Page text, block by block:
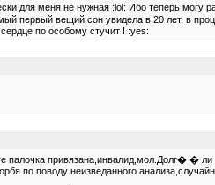
для меня не нужная :lol: Ибо теперь могу
первый вещий сон увидела в 20 лет, в
по особому стучит ! :yes:
привязана,инвалид,мол.Долг� �
по поводу неизведанного